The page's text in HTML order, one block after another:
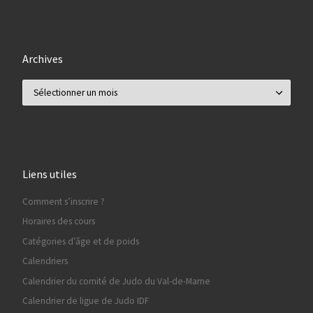
Archives
Liens utiles
Comment s’inscrire ?
Horaires des cours
Catégories d’âge et de poids
Calendriers
Calendrier du comité de Judo du Val-de-Marne
Calendrier de ligue de Judo IDF